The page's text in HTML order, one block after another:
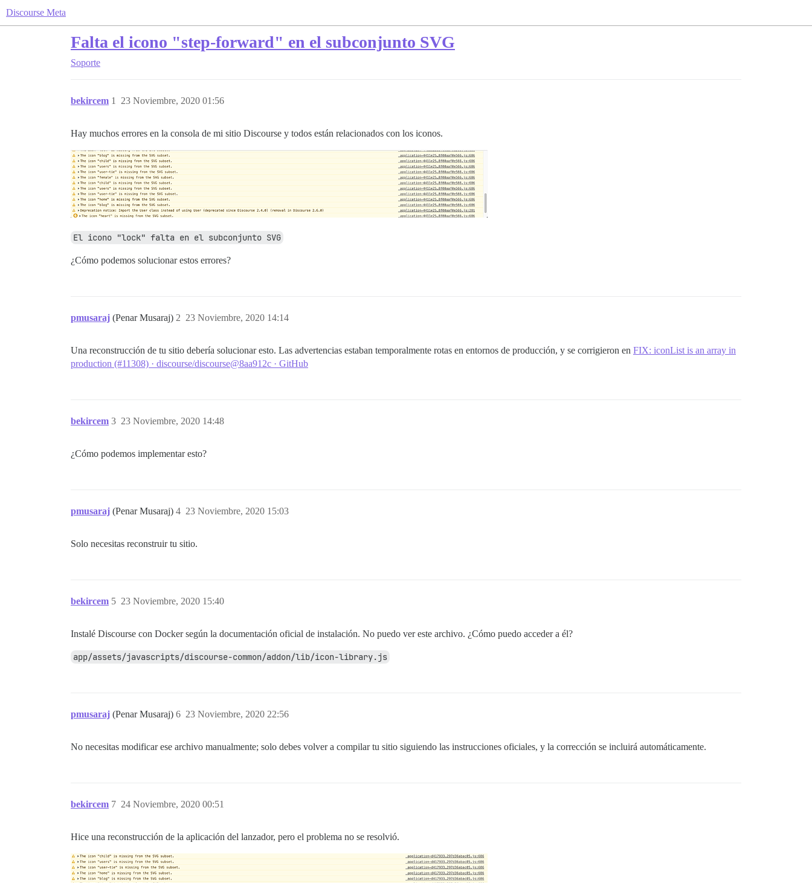
Discourse Meta
Falta el icono "step-forward" en el subconjunto SVG
Soporte
bekircem 23 Noviembre, 2020 01:56
1
Hay muchos errores en la consola de mi sitio Discourse y todos están relacionados con los iconos.
El icono "lock" falta en el subconjunto SVG
¿Cómo podemos solucionar estos errores?
pmusaraj (Penar Musaraj) 23 Noviembre, 2020 14:14
2
Una reconstrucción de tu sitio debería solucionar esto. Las advertencias estaban temporalmente rotas en entornos de producción, y se corrigieron en FIX: iconList is an array in
production (#11308) · discourse/discourse@8aa912c · GitHub
bekircem 23 Noviembre, 2020 14:48
3
¿Cómo podemos implementar esto?
pmusaraj (Penar Musaraj) 23 Noviembre, 2020 15:03
4
Solo necesitas reconstruir tu sitio.
bekircem 23 Noviembre, 2020 15:40
5
Instalé Discourse con Docker según la documentación oficial de instalación. No puedo ver este archivo. ¿Cómo puedo acceder a él?
app/assets/javascripts/discourse-common/addon/lib/icon-library.js
pmusaraj (Penar Musaraj) 23 Noviembre, 2020 22:56
6
No necesitas modificar ese archivo manualmente; solo debes volver a compilar tu sitio siguiendo las instrucciones oficiales, y la corrección se incluirá automáticamente.
bekircem 24 Noviembre, 2020 00:51
7
Hice una reconstrucción de la aplicación del lanzador, pero el problema no se resolvió.